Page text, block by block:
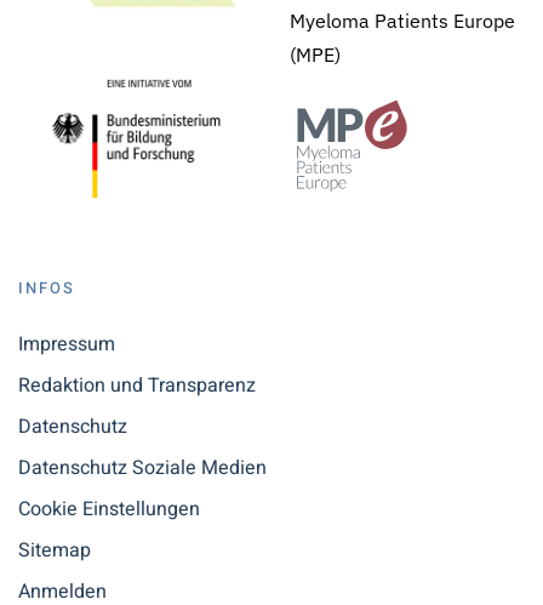
Myeloma Patients Europe
(MPE)
INFOS
Impressum
Redaktion und Transparenz
Datenschutz
Datenschutz Soziale Medien
Cookie Einstellungen
Sitemap
Anmelden